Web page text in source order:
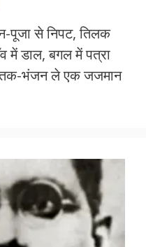
पूजा से निपट, तिलक
में डाल, बगल में पत्रा
भंजन ले एक जजमान